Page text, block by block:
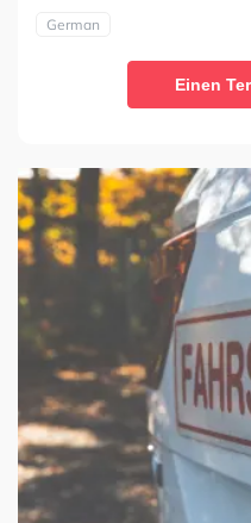
German
Einen